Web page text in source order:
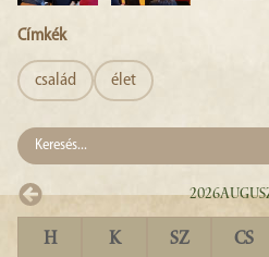
Címkék
család élet
2026
H K SZ CS